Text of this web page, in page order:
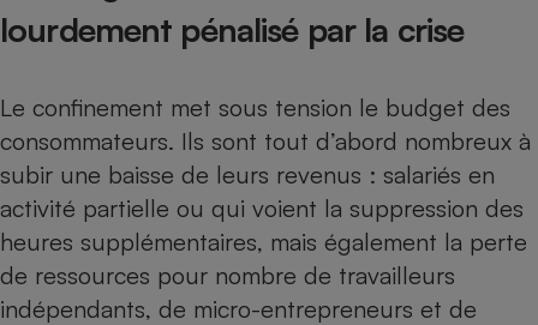
lourdement pénalisé par la crise
Le confinement met sous tension le budget des
consommateurs. Ils sont tout d’abord nombreux à
subir une baisse de leurs revenus : salariés en
activité partielle ou qui voient la suppression des
heures supplémentaires, mais également la perte
de ressources pour nombre de travailleurs
indépendants, de micro-entrepreneurs et de
bouteille
Assurance emprunteur
Banque
Petit électroménager -
Téléviseur
Matelas
Mutuelle